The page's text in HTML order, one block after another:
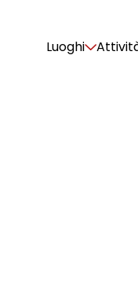
Luoghi